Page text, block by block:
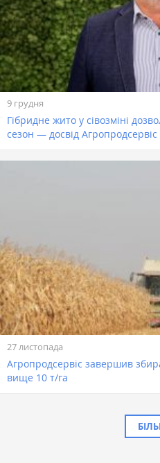
9 грудня
Гібридне жито у сівозміні
сезон — досвід Агропродсервіс
27 листопада
Агропродсервіс завершив
вище 10 т/га